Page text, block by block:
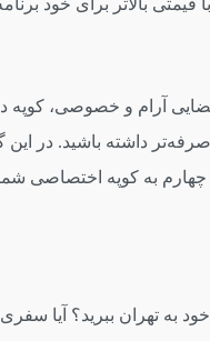
بالاتر برای خود
آرام و خصوصی،
رزرو نمایید. در صورت رزرو کوپه 4 نفره برای یک خانواده
به تهران ببرید؟ آیا